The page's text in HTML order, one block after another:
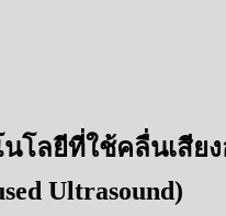
นโลยีที่ใช้คลื่นเสีย
Ultrasound)